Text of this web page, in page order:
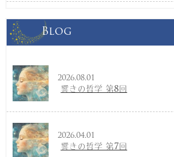
Blog
2026.08.01
響きの哲学 第8回
2026.04.01
響きの哲学 第7回